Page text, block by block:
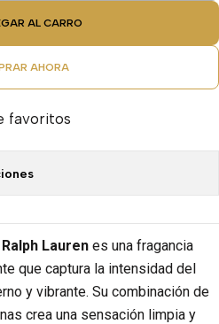
AL CARRO
AHORA
favoritos
Ralph Lauren es una fragancia
que captura la intensidad del
y vibrante. Su combinación de
crea una sensación limpia y